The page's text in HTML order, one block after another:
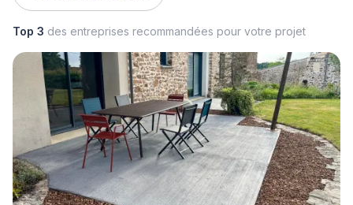
Top 3 des entreprises recommandées pour votre projet